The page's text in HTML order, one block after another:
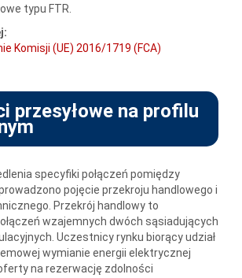
typu FTR.
Komisji (UE) 2016/1719 (FCA)
przesyłowe na profilu
specyfiki połączeń pomiędzy
pojęcie przekroju handlowego i
Przekrój handlowy to
wzajemnych dwóch sąsiadujących
Uczestnicy rynku biorący udział
wymianie energii elektrycznej
na rezerwację zdolności